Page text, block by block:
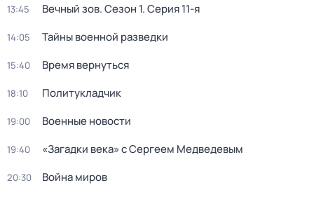
13:45 Вечный зов. Сезон 1. Серия 11-я
14:05 Тайны военной разведки
15:40 Время вернуться
18:10 Политукладчик
19:00 Военные новости
19:40 «Загадки века» с Сергеем Медведевым
20:30 Война миров